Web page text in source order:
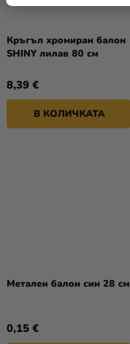
Кръгъл хромиран балон
SHINY лилав 80 см
8,39 €
В КОЛИЧКАТА
Метален балон син 28 см
0,15 €